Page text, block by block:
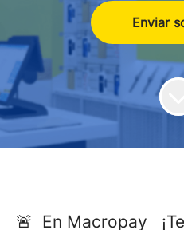
Enviar
🚨 En Macropay